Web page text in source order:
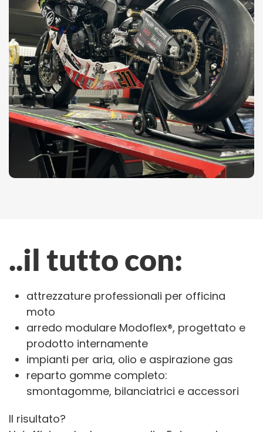
..il tutto con:
attrezzature professionali per officina
moto
arredo modulare Modoflex®, progettato e
prodotto internamente
impianti per aria, olio e aspirazione gas
reparto gomme completo:
smontagomme, bilanciatrici e accessori
Il risultato?